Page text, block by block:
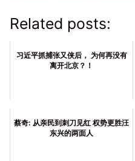
Related posts:
习近平抓捕张又侠后， 为何再没有
离开北京？！
蔡奇: 从亲民到刺刀见红 权势更胜汪
东兴的两面人